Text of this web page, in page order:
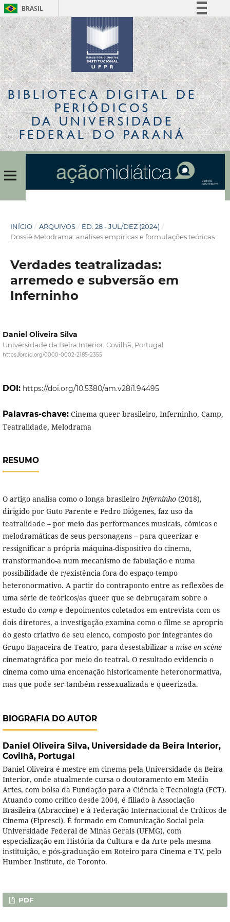
BRASIL
Simplifique!
Comunica BR
Participe
Acesso à informação
Legislação
Canais
BIBLIOTECA DIGITALDE
PERIÓDICOS
DA UNIVERSIDADE
FEDERAL DO PARANÁ
INÍCIO / ARQUIVOS / ED. 28 - JUL/DEZ (2024) /
Dossiê Melodrama: análises empíricas e formulações teóricas
Verdades teatralizadas:
arremedo e subversão em
Inferninho
Daniel Oliveira Silva
Universidade da Beira Interior, Covilhã, Portugal
https://orcid.org/0000-0002-2185-2355
DOI: https://doi.org/10.5380/am.v28i1.94495
Palavras-chave: Cinema queer brasileiro, Inferninho, Camp,
Teatralidade, Melodrama
RESUMO
O artigo analisa como o longa brasileiroInferninho (2018),
dirigido por Guto Parente e Pedro Diógenes, faz uso da
teatralidade – por meio das performances musicais, cômicas e
melodramáticas de seus personagens – para queerizar e
ressignificar a própria máquina-dispositivo do cinema,
transformando-a num mecanismo de fabulação e numa
possibilidade de r/existência fora do espaço-tempo
heteronormativo. A partir do contraponto entre as reflexões de
uma série de teóricos/as queer que se debruçaram sobre o
estudo do camp e depoimentos coletados em entrevista com os
dois diretores, a investigação examina como o filme se apropria
do gesto criativo de seu elenco, composto por integrantes do
Grupo Bagaceira de Teatro, para desestabilizar a mise-en-scène
cinematográfica por meio do teatral. O resultado evidencia o
cinema como uma encenação historicamente heteronormativa,
mas que pode ser também ressexualizada e queerizada.
BIOGRAFIA DO AUTOR
Daniel Oliveira Silva, Universidade da Beira Interior,
Covilhã, Portugal
Daniel Oliveira é mestre em cinema pela Universidade da Beira
Interior, onde atualmente cursa o doutoramento em Media
Artes, com bolsa da Fundação para a Ciência e Tecnologia (FCT).
Atuando como crítico desde 2004, é filiado à Associação
Brasileira (Abraccine) e à Federação Internacional de Críticos de
Cinema (Fipresci). É formado em Comunicação Social pela
Universidade Federal de Minas Gerais (UFMG), com
especialização em História da Cultura e da Arte pela mesma
instituição, e pós-graduação em Roteiro para Cinema e TV, pelo
Humber Institute, de Toronto.
PDF